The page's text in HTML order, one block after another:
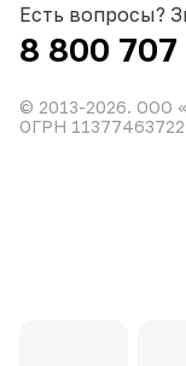
Есть вопросы?
8 800
© 2013-2026. ООО
ОГРН